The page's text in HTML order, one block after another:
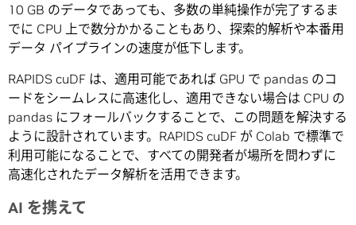
10 GB のデータであっても、多数の単純操作が完了するま
でに CPU 上で数分かかることもあり、探索的解析や本番用
データ パイプラインの速度が低下します。
RAPIDS cuDF は、適用可能であれば GPU で pandas のコ
ードをシームレスに高速化し、適用できない場合は CPU の
pandas にフォールバックすることで、この問題を解決する
ように設計されています。RAPIDS cuDF が Colab で標準で
利用可能になることで、すべての開発者が場所を問わずに
高速化されたデータ解析を活用できます。
AI を携えて